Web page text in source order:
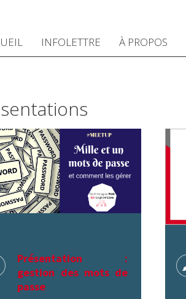
INFOLETTRE À PROPOS
Présentation :
gestion des mots de
passe